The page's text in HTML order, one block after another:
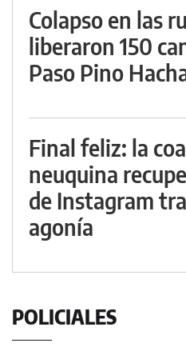
Colapso en las
liberaron 150
Paso Pino
Final feliz: la
neuquina
de Instagram
agonía
POLICIALES